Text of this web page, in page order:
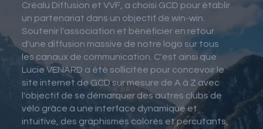
Créalu Diffusion et VVF, a choisi GCD pour établir
un partenariat dans un objectif de win-win.
Soutenir l'association et bénéficier en retour
d'une diffusion massive de notre logo sur tous
les canaux de communication. C'est ainsi que
Lucie VENARD a été sollicitée pour concevoir le
site internet de GCD sur mesure de A à Z avec
l'objectif de se démarquer des autres clubs de
vélo grâce à une interface dynamique et
intuitive, des graphismes colorés et percutants,